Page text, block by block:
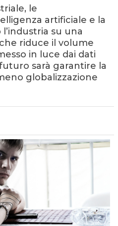
le
artificiale e la
su una
riduce il volume
in luce dai dati
sarà garantire la
globalizzazione